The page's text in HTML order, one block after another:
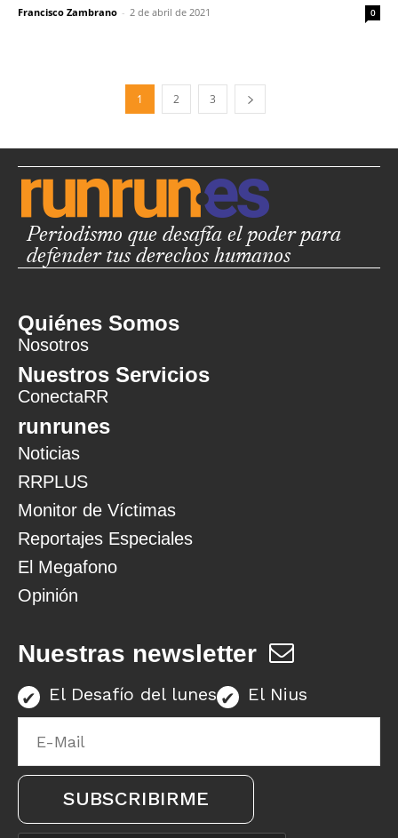
Francisco Zambrano - 2 de abril de 2021 0
1 2 3
Periodismo que desafía el poder para
defender tus derechos humanos
Quiénes Somos
Nosotros
Nuestros Servicios
ConectaRR
runrunes
Noticias
RRPLUS
Monitor de Víctimas
Reportajes Especiales
El Megafono
Opinión
Nuestras newsletter
El Desafío del lunes El Nius